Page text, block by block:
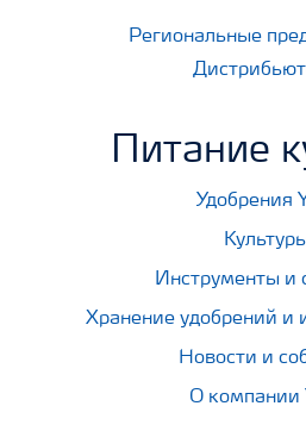
Региональные
Питание
Удобрения
Инструменты и
Хранение удобрений и
Новости и
О компании